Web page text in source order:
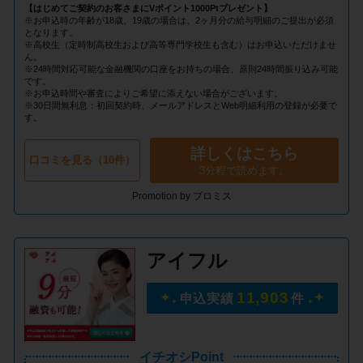
安や審査に通らない理由
ブラックでもお金を借りるに
は？3つの判断基準と工面法
アコムはブラックでも審査に通
る？ 自分がブラックか確かめる
方法
アコムとレイクどっちがいい
の？ カードローンの選び方を徹
底解説！
プロミスの返済方法を徹底解
説！ もっとも便利でお得な返済
【はじめてご契約のお客さまにVポイント1000Ptプレゼント】
※お申込時の年齢が18歳、19歳の場合は、2ヶ月分の給与明細のご提出が必須
となります。
※高校生（定時制高校生および高等専門学校生も含む）はお申込いただけませ
ん。
※24時間対応可能な金融機関の口座をお持ちの場合、原則24時間振り込み可能
です。
※お申込時間や審査によりご希望に添えない場合がございます。
※30日間無利息：初回契約時、メールアドレスとWeb明細利用の登録が必要で
す。
口コミを見る（10件） 詳しくはこちら
3分程で読めます。
Promotion by プロミス
アイフル
申込実績 11,903 件
イチオシPoint